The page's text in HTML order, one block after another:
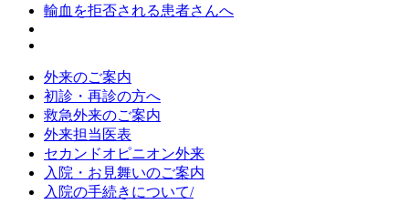
輸血を拒否される患者さんへ
外来のご案内
初診・再診の方へ
救急外来のご案内
外来担当医表
セカンドオピニオン外来
入院・お見舞いのご案内
入院の手続きについて/